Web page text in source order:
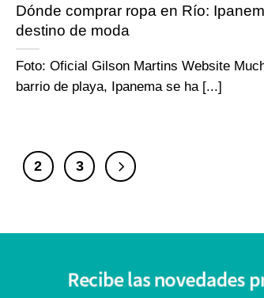
Dónde comprar ropa en Río:
destino de moda
Foto: Oficial Gilson Martins Website
barrio de playa, Ipanema se ha [...]
2 3